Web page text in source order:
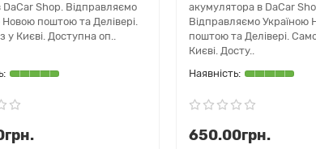
автомобілів. Ми забезпечуємо професійну
необхідні комплектуючі в наявності, а швидка
DaCar Shop. Відправляємо
Новою поштою та Делівері.
у Києві. Доступна оп..
акумулятора в DaCar
Відправляємо Україною
поштою та Делівері.
Києві. Досту..
650.00грн.